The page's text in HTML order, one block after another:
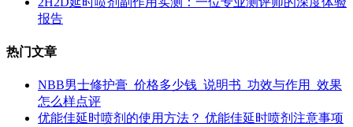
报告
热门文章
NBB男士修护膏_价格多少钱_说明书_功效与作用_效果
怎么样点评
优能佳延时喷剂的使用方法？ 优能佳延时喷剂注意事项